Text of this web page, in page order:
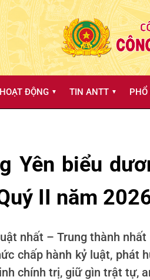
ĐỘNG ▼ TIN ANTT ▼
Yên biểu
II năm
nhất – Trung thành
chấp hành kỷ luật,
chính trị, giữ gìn trật tự,